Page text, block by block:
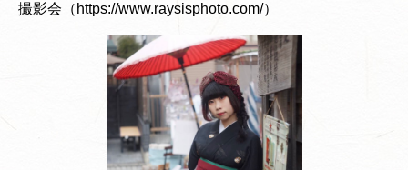
撮影会（https://www.raysisphoto.com/）